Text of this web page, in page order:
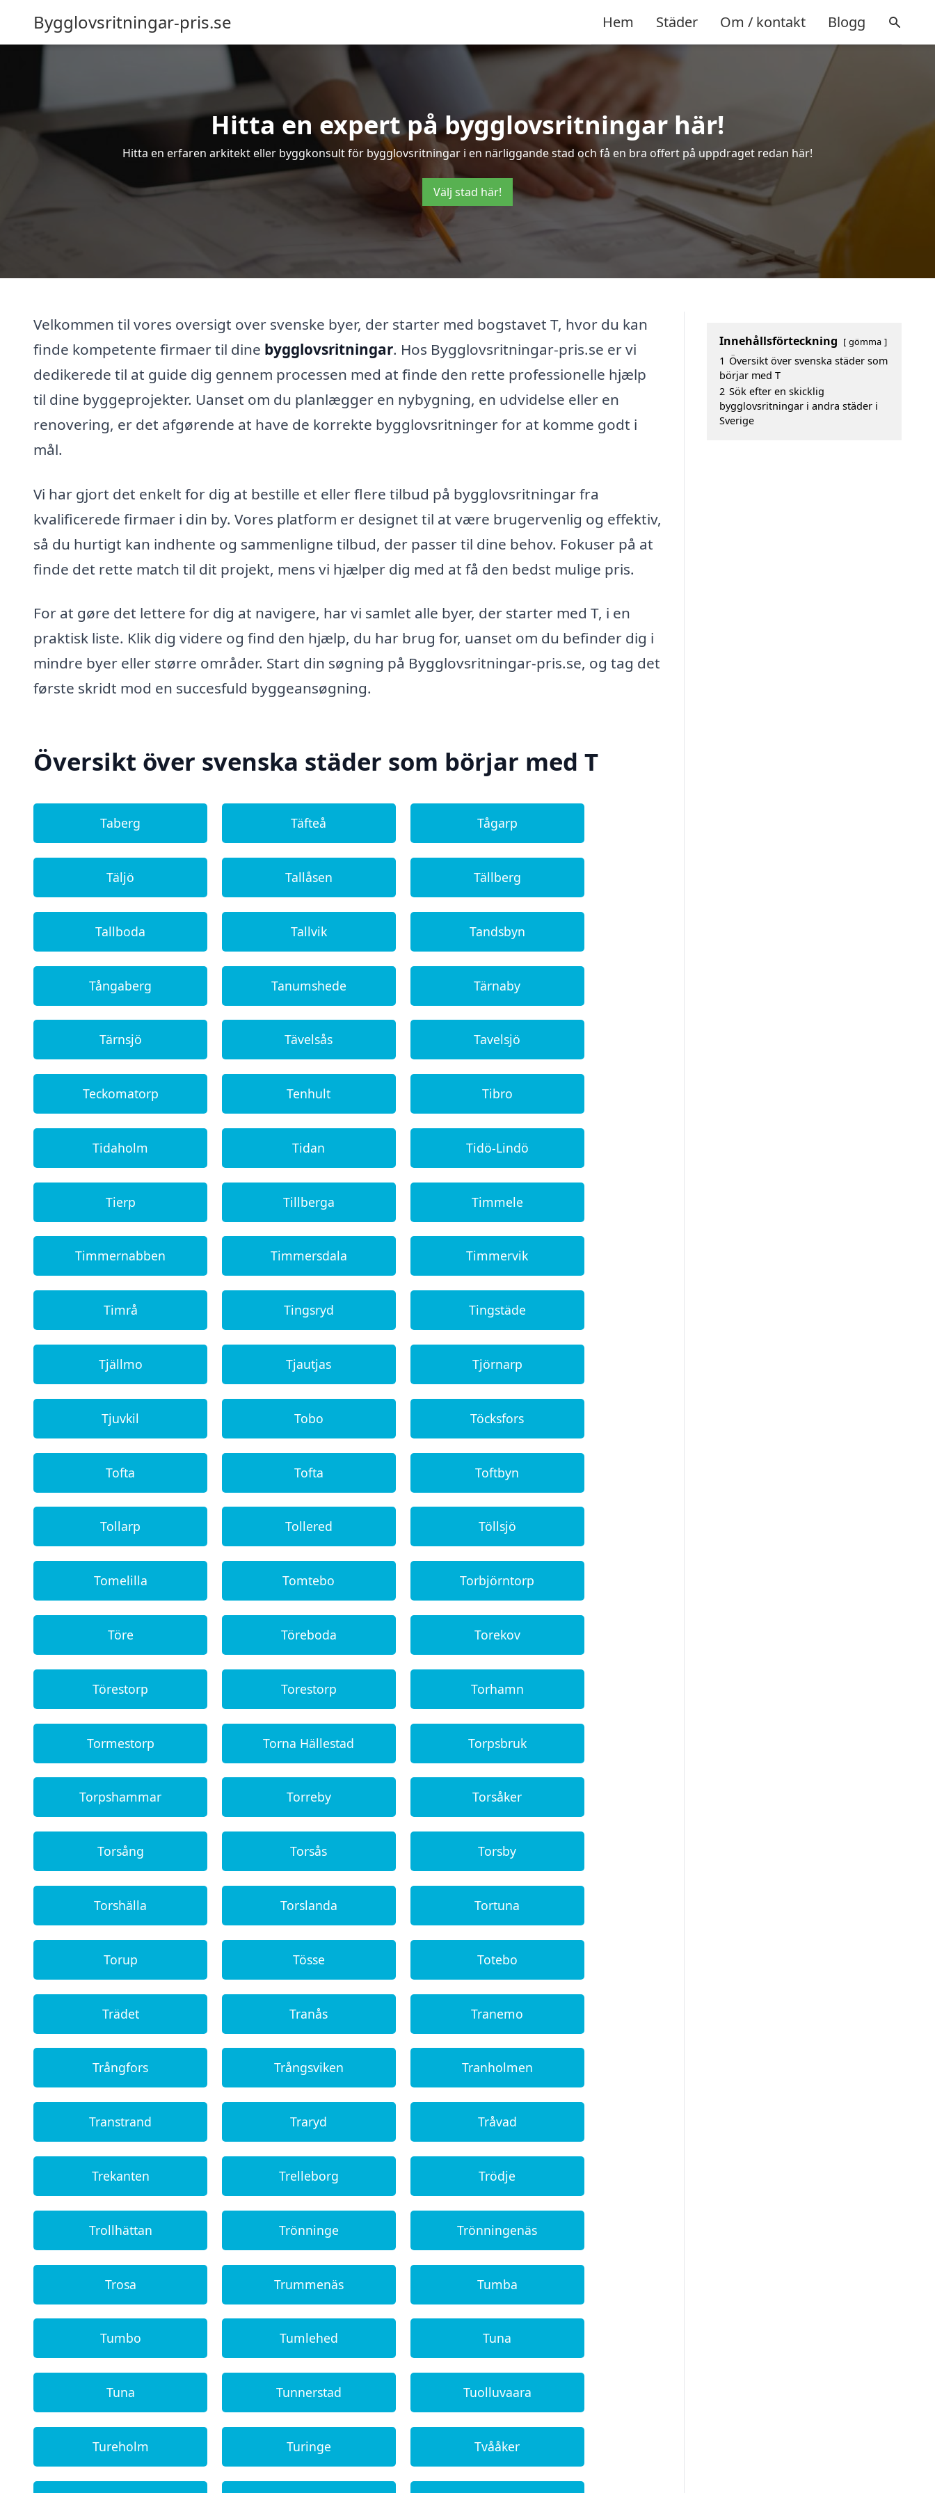
Bygglovsritningar-pris.se Hem Städer Om / kontakt Blogg
Hitta en expert på bygglovsritningar här!
Hitta en erfaren arkitekt eller byggkonsult för bygglovsritningar i en närliggande stad och få en bra offert på uppdraget redan här!
Välj stad här!
Velkommen til vores oversigt over svenske byer, der starter med bogstavet T, hvor du kan
finde kompetente firmaer til dine bygglovsritningar. Hos Bygglovsritningar-pris.se er vi
dedikerede til at guide dig gennem processen med at finde den rette professionelle hjælp
til dine byggeprojekter. Uanset om du planlægger en nybygning, en udvidelse eller en
renovering, er det afgørende at have de korrekte bygglovsritninger for at komme godt i
mål.
Vi har gjort det enkelt for dig at bestille et eller flere tilbud på bygglovsritningar fra
kvalificerede firmaer i din by. Vores platform er designet til at være brugervenlig og effektiv,
så du hurtigt kan indhente og sammenligne tilbud, der passer til dine behov. Fokuser på at
finde det rette match til dit projekt, mens vi hjælper dig med at få den bedst mulige pris.
For at gøre det lettere for dig at navigere, har vi samlet alle byer, der starter med T, i en
praktisk liste. Klik dig videre og find den hjælp, du har brug for, uanset om du befinder dig i
mindre byer eller større områder. Start din søgning på Bygglovsritningar-pris.se, og tag det
første skridt mod en succesfuld byggeansøgning.
Översikt över svenska städer som börjar med T
Taberg Täfteå Tågarp
Täljö Tallåsen Tällberg
Tallboda Tallvik Tandsbyn
Tångaberg Tanumshede Tärnaby
Tärnsjö Tävelsås Tavelsjö
Teckomatorp Tenhult Tibro
Tidaholm Tidan Tidö-Lindö
Tierp Tillberga Timmele
Timmernabben Timmersdala Timmervik
Timrå Tingsryd Tingstäde
Tjällmo Tjautjas Tjörnarp
Tjuvkil Tobo Töcksfors
Tofta Tofta Toftbyn
Tollarp Tollered Töllsjö
Tomelilla Tomtebo Torbjörntorp
Töre Töreboda Torekov
Törestorp Torestorp Torhamn
Tormestorp Torna Hällestad Torpsbruk
Torpshammar Torreby Torsåker
Torsång Torsås Torsby
Torshälla Torslanda Tortuna
Torup Tösse Totebo
Trädet Tranås Tranemo
Trångfors Trångsviken Tranholmen
Transtrand Traryd Tråvad
Trekanten Trelleborg Trödje
Trollhättan Trönninge Trönningenäs
Trosa Trummenäs Tumba
Tumbo Tumlehed Tuna
Tuna Tunnerstad Tuolluvaara
Tureholm Turinge Tvååker
Innehållsförteckning gömma
1 Översikt över svenska städer som
börjar med T
2 Sök efter en skicklig
bygglovsritningar i andra städer i
Sverige